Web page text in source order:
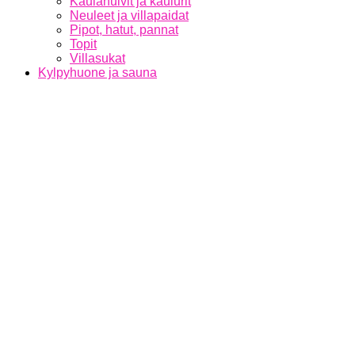
Neuleet ja villapaidat
Pipot, hatut, pannat
Topit
Villasukat
Kylpyhuone ja sauna